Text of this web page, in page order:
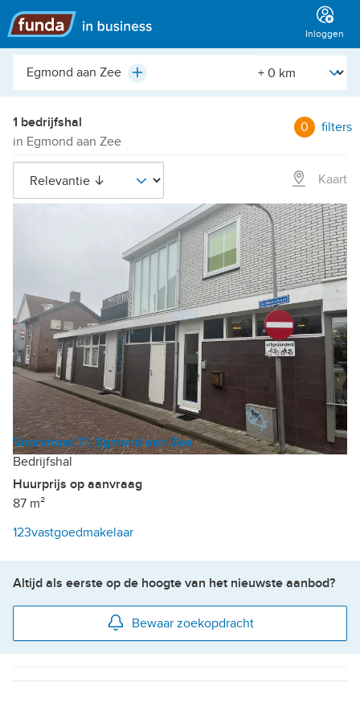
Hoofdmenu
Inloggen
Plaats,
buurt,
etc.
Plus [Straal]
1 bedrijfshal
in Egmond aan Zee
0 filters
Kaart
Voorstraat 71, Egmond aan Zee
Bedrijfshal
Huurprijs op aanvraag
87 m²
123vastgoedmakelaar
Altijd als eerste op de hoogte van het nieuwste aanbod?
Bewaar zoekopdracht